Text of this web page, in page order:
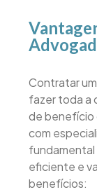
Contratar
fazer toda a
de benefício
com
fundamental
eficiente e
benefícios: